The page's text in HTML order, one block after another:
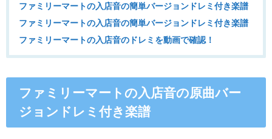
ファミリーマートの入店音の簡単バージョンドレミ付き楽譜
ファミリーマートの入店音の簡単バージョンドレミ付き楽譜
ファミリーマートの入店音のドレミを動画で確認！
ファミリーマートの入店音の原曲バー
ジョンドレミ付き楽譜